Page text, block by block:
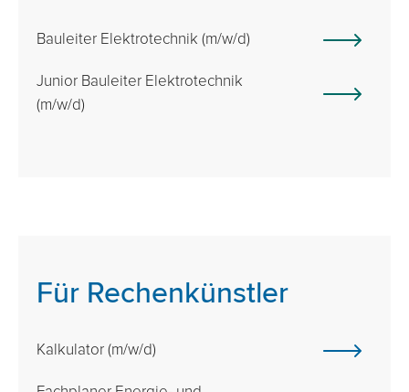
Bauleiter Elektrotechnik (m/w/d)
Junior Bauleiter Elektrotechnik
(m/w/d)
Für Rechenkünstler
Kalkulator (m/w/d)